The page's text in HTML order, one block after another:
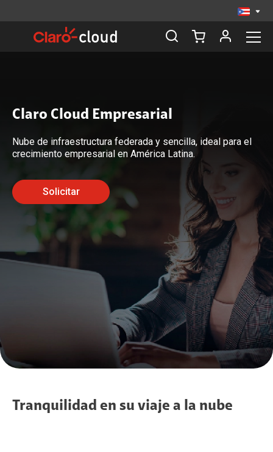
Claro Cloud Empresarial
Nube de infraestructura federada y sencilla, ideal para el
crecimiento empresarial en América Latina.
Solicitar
Tranquilidad en su viaje a la nube